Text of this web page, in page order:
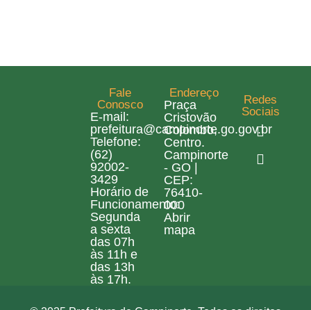
Fale
Conosco
E-mail:
prefeitura@campinorte.go.gov.br
Telefone:
(62)
92002-
3429
Horário de
Funcionamento:
Segunda
a sexta
das 07h
às 11h e
das 13h
às 17h.
Endereço
Praça
Cristovão
Colombo,
Centro.
Campinorte
- GO |
CEP:
76410-
000
Abrir
mapa
Redes
Sociais